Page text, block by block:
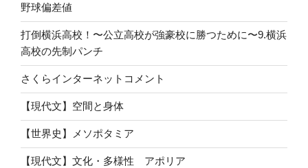
野球偏差値
打倒横浜高校！〜公立高校が強豪校に勝つために〜9.横浜
高校の先制パンチ
さくらインターネットコメント
【現代文】空間と身体
【世界史】メソポタミア
【現代文】文化・多様性 アポリア